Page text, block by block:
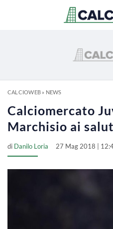
CALCIOWEB» NEWS
Calciomercato
Marchisio ai
di Danilo Loria 27 Mag 2018 |